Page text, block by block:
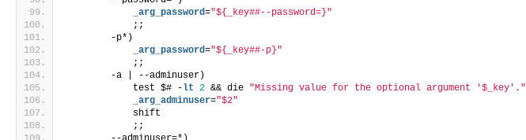
            _arg_password
="${_key##--password=}"
            ;;
        -p*)
            _arg_password
="${_key##-p}"
            ;;
        -a | --adminuser)
            test $# -
lt 2 && die "Missing value for the optional argument '$_key'."
            _arg_adminuser
="$2"
            shift
            ;;